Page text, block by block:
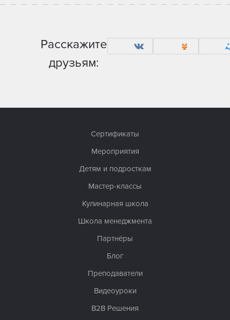
Расскажите
друзьям:
Сертификаты
Мероприятия
Детям и подросткам
Мастер-классы
Кулинарная школа
Школа менеджмента
Партнёры
Блог
Преподаватели
Видеоуроки
B2B Решения